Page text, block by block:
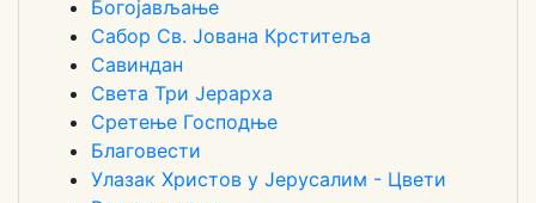
Богојављање
Сабор Св. Јована Крститеља
Савиндан
Света Три Јерарха
Сретење Господње
Благовести
Улазак Христов у Јерусалим - Цвети